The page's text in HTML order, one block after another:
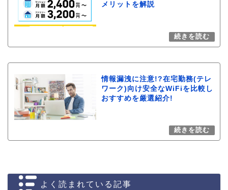
メリットを解説
情報漏洩に注意!?在宅勤務(テレ
ワーク)向け安全なWiFiを比較し
おすすめを厳選紹介!
よく読まれている記事